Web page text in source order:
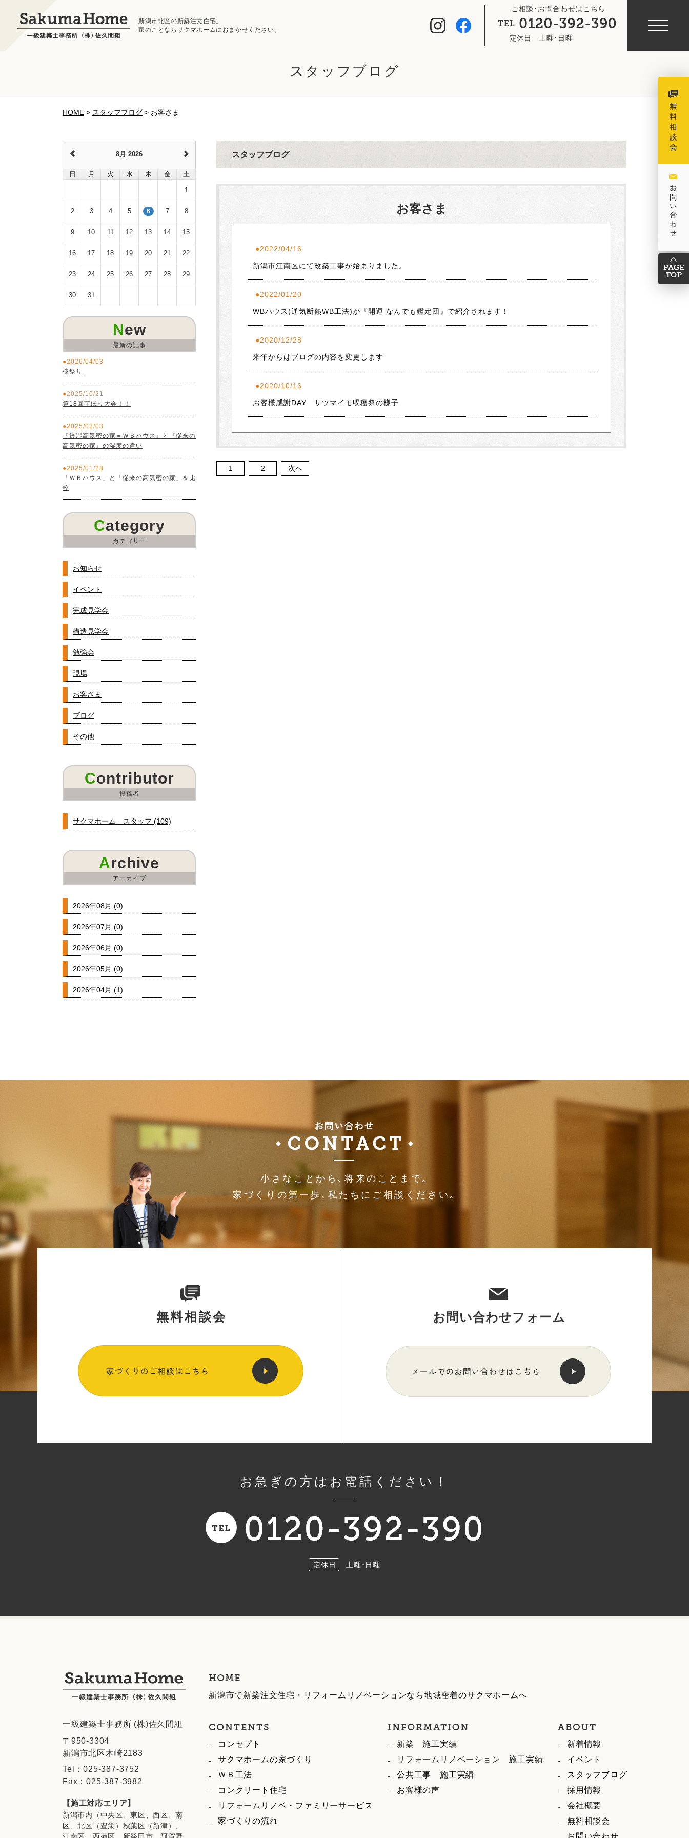
新潟市北区の新築注文住宅。
家のことならサクマホームにおまかせください。
ご相談･お問合わせはこちら
定休日 土曜･日曜
スタッフブログ
HOME > スタッフブログ > お客さま
スタッフブログ
お客さま
2022/04/16
新潟市江南区にて改築工事が始まりました。
2022/01/20
WBハウス(通気断熱WB工法)が『開運 なんでも鑑定団』で紹介されます！
2020/12/28
来年からはブログの内容を変更します
2020/10/16
お客様感謝DAY サツマイモ収穫祭の様子
1 2 次へ
8月 2026
日 月 火 水 木 金 土
1
2 3 4 5 6 7 8
9 10 11 12 13 14 15
16 17 18 19 20 21 22
23 24 25 26 27 28 29
30 31
New
最新の記事
2026/04/03
桜祭り
2025/10/21
第18回芋ほり大会！！
2025/02/03
『透湿高気密の家＝ＷＢハウス』と『従来の
高気密の家』の湿度の違い
2025/01/28
「ＷＢハウス」と「従来の高気密の家」を比
較
Category
カテゴリー
お知らせ
イベント
完成見学会
構造見学会
勉強会
現場
お客さま
ブログ
その他
Contributor
投稿者
サクマホーム スタッフ (109)
Archive
アーカイブ
2026年08月 (0)
2026年07月 (0)
2026年06月 (0)
2026年05月 (0)
2026年04月 (1)
小さなことから､将来のことまで｡
家づくりの第一歩､ 私たちにご相談ください｡
無料相談会 お問い合わせフォーム
お急ぎの方はお電話ください！
定休日 土曜･日曜
一級建築士事務所 (株)佐久間組
〒950-3304
新潟市北区木崎2183
Tel：025-387-3752
Fax：025-387-3982
【施工対応エリア】
新潟市内（中央区、東区、西区、南
区、北区（豊栄）秋葉区（新津）、
新潟市で新築注文住宅・リフォームリノベーションなら地域密着のサクマホームへ
コンセプト
サクマホームの家づくり
ＷＢ工法
コンクリート住宅
リフォームリノベ・ファミリーサービス
家づくりの流れ
新築 施工実績
リフォームリノベーション 施工実績
公共工事 施工実績
お客様の声
新着情報
イベント
スタッフブログ
採用情報
会社概要
無料相談会
お問い合わせ